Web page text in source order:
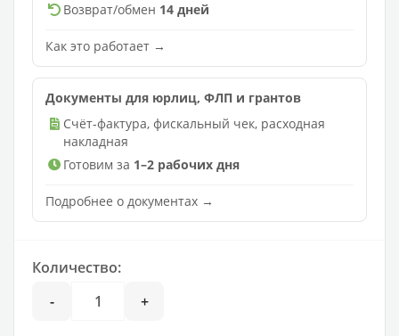
Возврат/обмен 14 дней
Как это работает →
Документы для юрлиц, ФЛП и грантов
Счёт-фактура, фискальный чек, расходная
накладная
Готовим за 1–2 рабочих дня
Подробнее о документах →
Количество:
-
+